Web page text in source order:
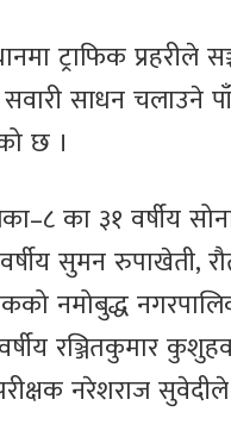
ट्राफिक
साधन चलाउने
छ ।
का ३१ वर्षीय
सुमन रुपाखेती,
नमोबुद्ध
रञ्जितकुमार
नरेशराज